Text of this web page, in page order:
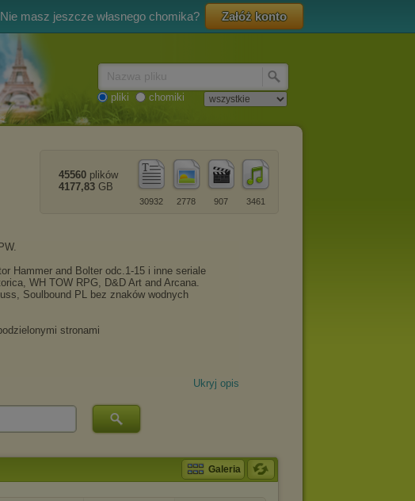
Nie masz jeszcze własnego chomika? Załóż konto
pliki chomiki
3461
907
2778
30932
45560 plików
4177,83 GB
Ukryj opis
Galeria